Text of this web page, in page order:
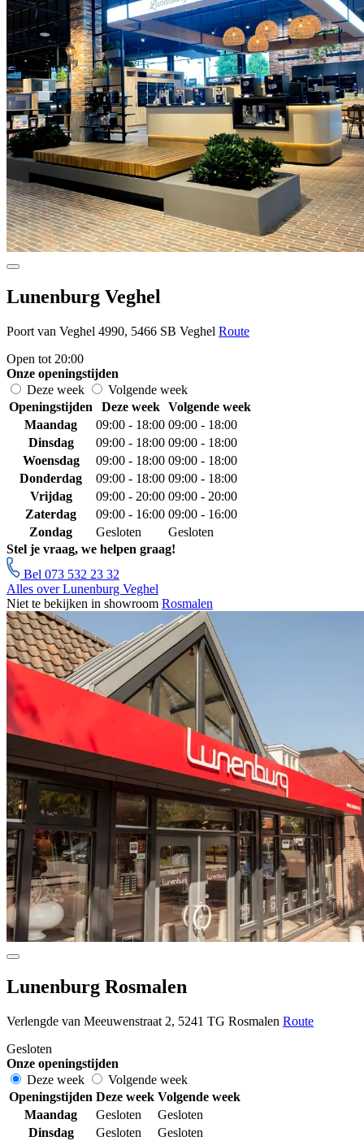
Lunenburg Veghel
Poort van Veghel 4990, 5466 SB Veghel Route
Open tot 20:00
Onze openingstijden
Deze week
Volgende week
Openingstijden
Deze week
Volgende week
Maandag
09:00 - 18:00 09:00 - 18:00
Dinsdag
09:00 - 18:00 09:00 - 18:00
Woensdag
09:00 - 18:00 09:00 - 18:00
Donderdag
09:00 - 18:00 09:00 - 18:00
Vrijdag
09:00 - 20:00 09:00 - 20:00
Zaterdag
09:00 - 16:00 09:00 - 16:00
Zondag
Gesloten
Gesloten
Stel je vraag, we helpen graag!
Bel 073 532 23 32
Alles over Lunenburg Veghel
Niet te bekijken in showroom Rosmalen
Lunenburg Rosmalen
Verlengde van Meeuwenstraat 2, 5241 TG Rosmalen Route
Gesloten
Onze openingstijden
Deze week
Volgende week
Openingstijden Deze week Volgende week
Maandag
Gesloten
Gesloten
Dinsdag
Gesloten
Gesloten